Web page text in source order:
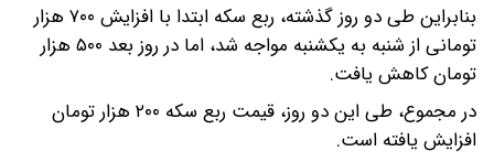
بنابراین طی دو روز گذشته، ربع سکه ابتدا با افزایش ۷۰۰ هزار
تومانی از شنبه به یکشنبه مواجه شد، اما در روز بعد ۵۰۰ هزار
تومان کاهش یافت.
در مجموع، طی این دو روز، قیمت ربع سکه ۲۰۰ هزار تومان
افزایش یافته است.